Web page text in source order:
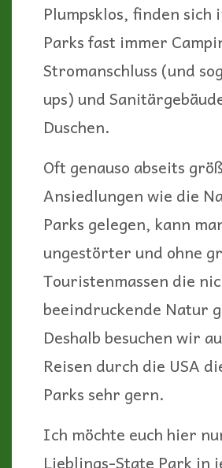
Plumpsklos, finden sich
Parks fast immer
Stromanschluss (und
ups) und
Duschen.
Oft genauso abseits
Ansiedlungen wie die
Parks gelegen, kann
ungestörter und ohne
Touristenmassen die
beeindruckende Natur
Deshalb besuchen wir
Reisen durch die USA
Parks sehr gern.
Ich möchte euch hier
Lieblings-State Park in